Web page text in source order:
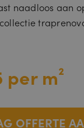
naadloos aan
m²
OFFERTE